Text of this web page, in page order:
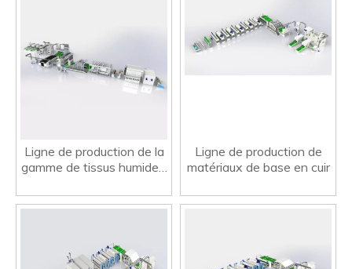
Ligne de production de la
gamme de tissus humides,
Ligne de production de
matériaux de base en cuir